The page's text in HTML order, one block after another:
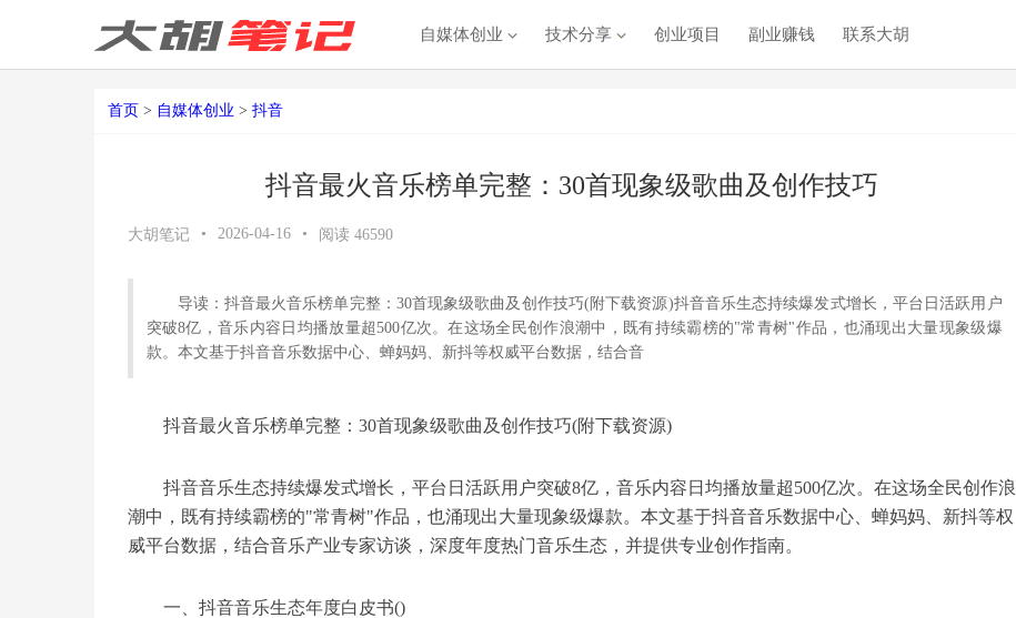
自媒体创业 技术分享 创业项目 副业赚钱 联系大胡
首页 > 自媒体创业 > 抖音
抖音最火音乐榜单完整：30首现象级歌曲及创作技巧
大胡笔记 • 2026-04-16 • 阅读 46590
导读：抖音最火音乐榜单完整：30首现象级歌曲及创作技巧(附下载资源)抖音音乐生态持续爆发式增长，平台日活跃用户
突破8亿，音乐内容日均播放量超500亿次。在这场全民创作浪潮中，既有持续霸榜的"常青树"作品，也涌现出大量现象级爆
款。本文基于抖音音乐数据中心、蝉妈妈、新抖等权威平台数据，结合音
抖音最火音乐榜单完整：30首现象级歌曲及创作技巧(附下载资源)
抖音音乐生态持续爆发式增长，平台日活跃用户突破8亿，音乐内容日均播放量超500亿次。在这场全民创作浪
潮中，既有持续霸榜的"常青树"作品，也涌现出大量现象级爆款。本文基于抖音音乐数据中心、蝉妈妈、新抖等权
威平台数据，结合音乐产业专家访谈，深度年度热门音乐生态，并提供专业创作指南。
一、抖音音乐生态年度白皮书()